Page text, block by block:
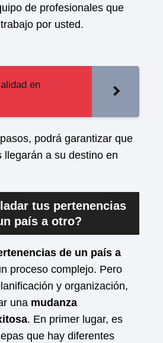
de profesionales que
por usted.
en
podrá garantizar que
llegarán a su destino en
tus pertenencias
país a otro?
de un país a
proceso complejo. Pero
y organización,
una mudanza
. En primer lugar, es
que hay diferentes